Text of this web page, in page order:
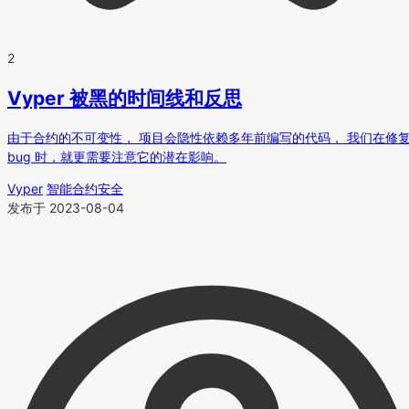
2
Vyper 被黑的时间线和反思
由于合约的不可变性， 项目会隐性依赖多年前编写的代码， 我们在修
bug 时，就更需要注意它的潜在影响。
Vyper 智能合约安全
发布于 2023-08-04